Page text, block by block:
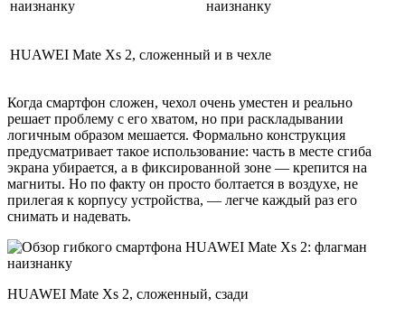
HUAWEI Mate Xs 2, сложенный и в чехле
Когда смартфон сложен, чехол очень уместен и реально
решает проблему с его хватом, но при раскладывании
логичным образом мешается. Формально конструкция
предусматривает такое использование: часть в месте сгиба
экрана убирается, а в фиксированной зоне — крепится на
магниты. Но по факту он просто болтается в воздухе, не
прилегая к корпусу устройства, — легче каждый раз его
снимать и надевать.
HUAWEI Mate Xs 2, сложенный, сзади